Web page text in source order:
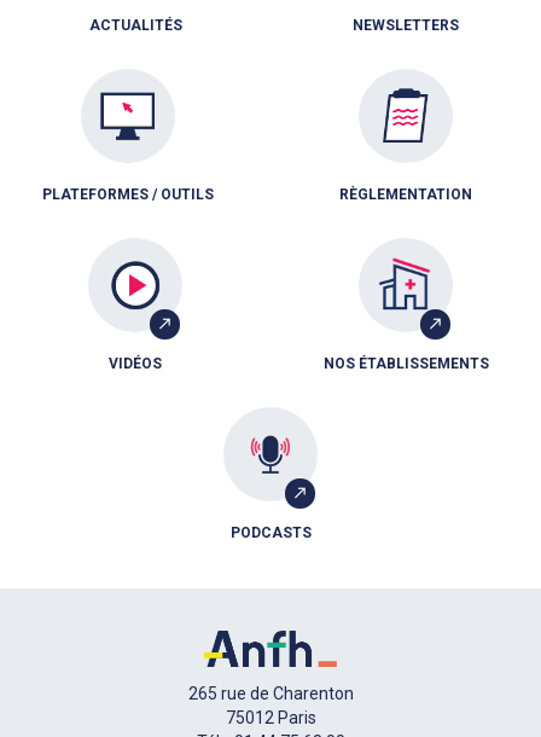
ACTUALITÉS NEWSLETTERS
PLATEFORMES / OUTILS RÈGLEMENTATION
VIDÉOS NOS ÉTABLISSEMENTS
PODCASTS
265 rue de Charenton
75012 Paris